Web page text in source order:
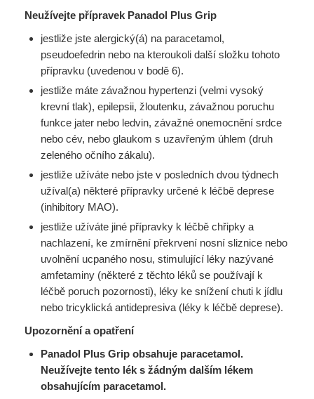
Neužívejte přípravek Panadol Plus Grip
jestliže jste alergický(á) na paracetamol,
pseudoefedrin nebo na kteroukoli další složku tohoto
přípravku (uvedenou v bodě 6).
jestliže máte závažnou hypertenzi (velmi vysoký
krevní tlak), epilepsii, žloutenku, závažnou poruchu
funkce jater nebo ledvin, závažné onemocnění srdce
nebo cév, nebo glaukom s uzavřeným úhlem (druh
zeleného očního zákalu).
jestliže užíváte nebo jste v posledních dvou týdnech
užíval(a) některé přípravky určené k léčbě deprese
(inhibitory MAO).
jestliže užíváte jiné přípravky k léčbě chřipky a
nachlazení, ke zmírnění překrvení nosní sliznice nebo
uvolnění ucpaného nosu, stimulující léky nazývané
amfetaminy (některé z těchto léků se používají k
léčbě poruch pozornosti), léky ke snížení chuti k jídlu
nebo tricyklická antidepresiva (léky k léčbě deprese).
Upozornění a opatření
Panadol Plus Grip obsahuje paracetamol.
Neužívejte tento lék s žádným dalším lékem
obsahujícím paracetamol.